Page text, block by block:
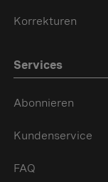
Korrekturen
Services
Abonnieren
Kundenservice
FAQ